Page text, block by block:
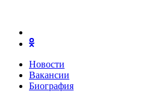
Новости
Вакансии
Биография